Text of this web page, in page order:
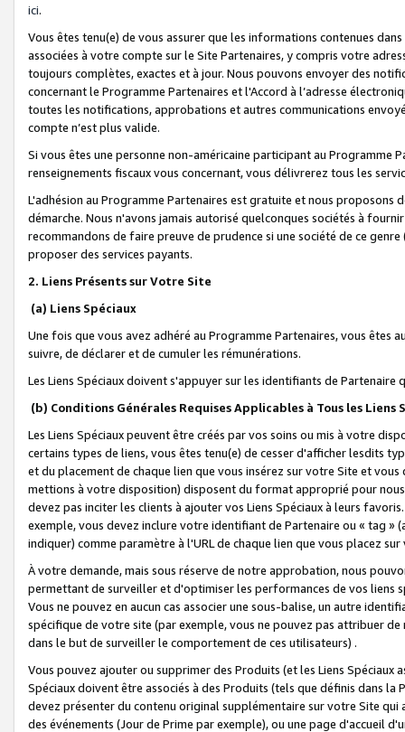
ici.
Vous êtes tenu(e) de vous assurer que les informations contenues
associées à votre compte sur le Site Partenaires, y compris votre
toujours complètes, exactes et à jour. Nous pouvons envoyer des
concernant le Programme Partenaires et l'Accord à l’adresse
toutes les notifications, approbations et autres communications
compte n’est plus valide.
Si vous êtes une personne non-américaine participant au
renseignements fiscaux vous concernant, vous délivrerez tous les
L'adhésion au Programme Partenaires est gratuite et nous proposons
démarche. Nous n'avons jamais autorisé quelconques sociétés à
recommandons de faire preuve de prudence si une société de ce
proposer des services payants.
2. Liens Présents sur Votre Site
(a) Liens Spéciaux
Une fois que vous avez adhéré au Programme Partenaires, vous êtes
suivre, de déclarer et de cumuler les rémunérations.
Les Liens Spéciaux doivent s'appuyer sur les identifiants de Partenaire
(b) Conditions Générales Requises Applicables à Tous les Liens
Les Liens Spéciaux peuvent être créés par vos soins ou mis à votre
certains types de liens, vous êtes tenu(e) de cesser d'afficher lesdits
et du placement de chaque lien que vous insérez sur votre Site et
mettions à votre disposition) disposent du format approprié pour
devez pas inciter les clients à ajouter vos Liens Spéciaux à leurs
exemple, vous devez inclure votre identifiant de Partenaire ou « tag
indiquer) comme paramètre à l'URL de chaque lien que vous placez
À votre demande, mais sous réserve de notre approbation, nous
permettant de surveiller et d'optimiser les performances de vos liens
Vous ne pouvez en aucun cas associer une sous-balise, un autre
spécifique de votre site (par exemple, vous ne pouvez pas attribuer
dans le but de surveiller le comportement de ces utilisateurs) .
Vous pouvez ajouter ou supprimer des Produits (et les Liens
Spéciaux doivent être associés à des Produits (tels que définis dans
devez présenter du contenu original supplémentaire sur votre Site qui
des événements (Jour de Prime par exemple), ou une page d'accueil